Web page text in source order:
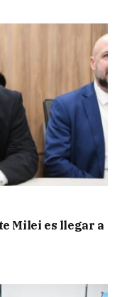
Milei es llegar a